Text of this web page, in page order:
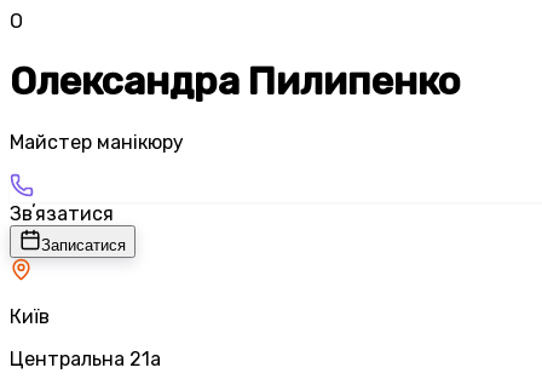
О
Олександра Пилипенко
Майстер манікюру
Звʼязатися
Записатися
Київ
Центральна 21а